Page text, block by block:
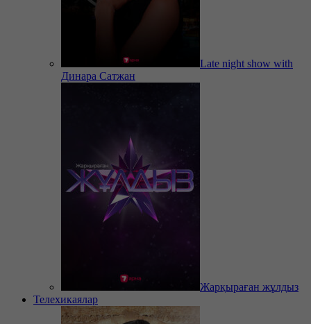
Late night show with
Динара Сатжан
Жарқыраған жұлдыз
Телехикаялар